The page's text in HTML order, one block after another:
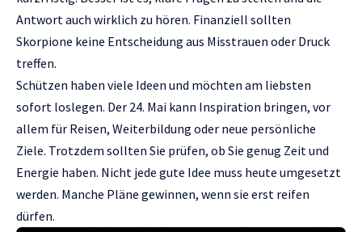
Antwort auch wirklich zu hören. Finanziell sollten
Skorpione keine Entscheidung aus Misstrauen oder Druck
treffen.
Schützen haben viele Ideen und möchten am liebsten
sofort loslegen. Der 24. Mai kann Inspiration bringen, vor
allem für Reisen, Weiterbildung oder neue persönliche
Ziele. Trotzdem sollten Sie prüfen, ob Sie genug Zeit und
Energie haben. Nicht jede gute Idee muss heute umgesetzt
werden. Manche Pläne gewinnen, wenn sie erst reifen
dürfen.